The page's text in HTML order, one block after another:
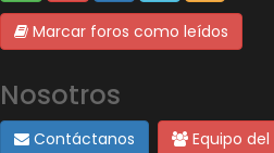
Marcar foros como leídos
Nosotros
Contáctanos Equipo